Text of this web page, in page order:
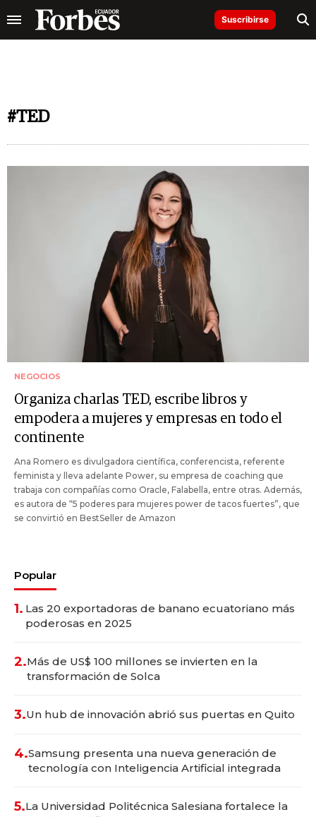
Suscribirse
#TED
NEGOCIOS
Organiza charlas TED, escribe libros y
empodera a mujeres y empresas en todo el
continente
Ana Romero es divulgadora científica, conferencista, referente
feminista y lleva adelante Power, su empresa de coaching que
trabaja con compañías como Oracle, Falabella, entre otras. Además,
es autora de “5 poderes para mujeres power de tacos fuertes”, que
se convirtió en BestSeller de Amazon
Popular
1. Las 20 exportadoras de banano ecuatoriano más
poderosas en 2025
2.Más de US$ 100 millones se invierten en la
transformación de Solca
3.Un hub de innovación abrió sus puertas en Quito
4.Samsung presenta una nueva generación de
tecnología con Inteligencia Artificial integrada
5.La Universidad Politécnica Salesiana fortalece la